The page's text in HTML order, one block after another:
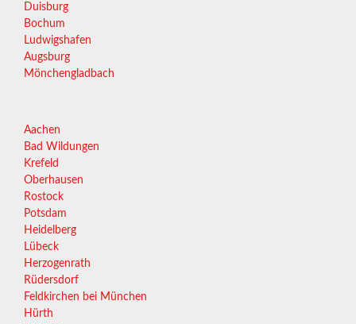
Duisburg
Bochum
Ludwigshafen
Augsburg
Mönchengladbach
Aachen
Bad Wildungen
Krefeld
Oberhausen
Rostock
Potsdam
Heidelberg
Lübeck
Herzogenrath
Rüdersdorf
Feldkirchen bei München
Hürth